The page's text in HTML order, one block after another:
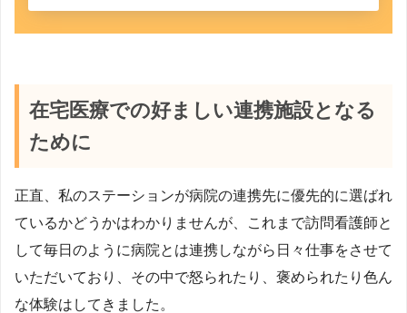
在宅医療での好ましい連携施設となる
ために
正直、私のステーションが病院の連携先に優先的に選ばれ
ているかどうかはわかりませんが、これまで訪問看護師と
して毎日のように病院とは連携しながら日々仕事をさせて
いただいており、その中で怒られたり、褒められたり色ん
な体験はしてきました。